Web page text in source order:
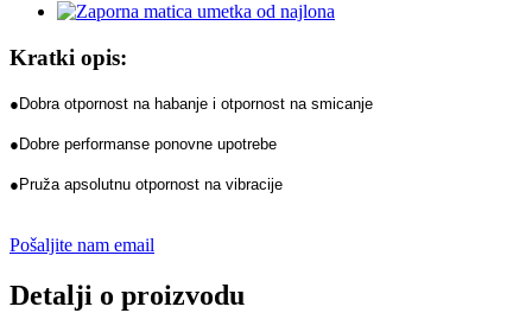
Kratki opis:
●Dobra otpornost na habanje i otpornost na smicanje
●Dobre performanse ponovne upotrebe
●Pruža apsolutnu otpornost na vibracije
Pošaljite nam email
Detalji o proizvodu